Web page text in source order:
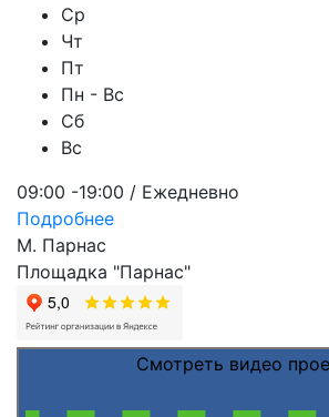
Ср
Чт
Пт
Пн - Вс
Сб
Вс
09:00 -19:00 / Ежедневно
Подробнее
М. Парнас
Площадка "Парнас"
Смотреть видео